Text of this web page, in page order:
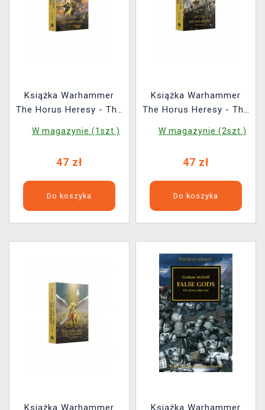
Książka Warhammer
The Horus Heresy - The
W magazynie (1szt.)
47 zł
Do koszyka
Książka Warhammer
The Horus Heresy - The
W magazynie (2szt.)
47 zł
Do koszyka
Książka Warhammer
Książka Warhammer